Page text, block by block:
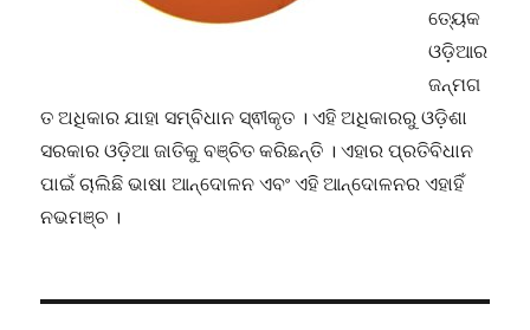
ତ୍ୟେକ
ଓଡ଼ିଆର
ଜନ୍ମଗ
ତ ଅଧିକାର ଯାହା ସମ୍ବିଧାନ ସ୍ଵୀକୃତ । ଏହି ଅଧିକାରରୁ ଓଡ଼ିଶା
ସରକାର ଓଡ଼ିଆ ଜାତିକୁ ବଞ୍ଚିତ କରିଛନ୍ତି । ଏହାର ପ୍ରତିବିଧାନ
ପାଇଁ ଚାଲିଛି ଭାଷା ଆନ୍ଦୋଳନ ଏବଂ ଏହି ଆନ୍ଦୋଳନର ଏହାହିଁ
ନଭମଞ୍ଚ ।